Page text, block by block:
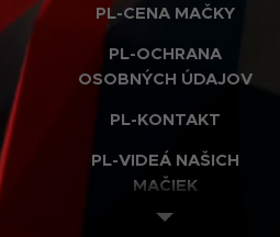
PL-CENA MAČKY
PL-OCHRANA
OSOBNÝCH ÚDAJOV
PL-KONTAKT
PL-VIDEÁ NAŠICH
MAČIEK
PL-INTERNETOVÝ